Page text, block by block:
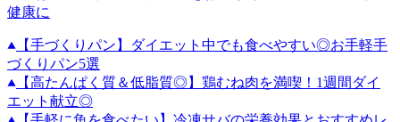
健康に
【手づくりパン】ダイエット中でも食べやすい◎お手軽手
づくりパン5選
【高たんぱく質＆低脂質◎】鶏むね肉を満喫！1週間ダイ
エット献立◎